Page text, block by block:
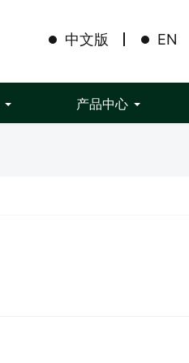
中文版 EN
产品中心